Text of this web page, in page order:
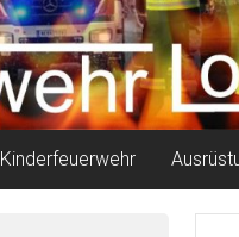
Kinderfeuerwehr